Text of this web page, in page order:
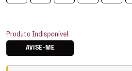
Produto Indisponível
AVISE-ME